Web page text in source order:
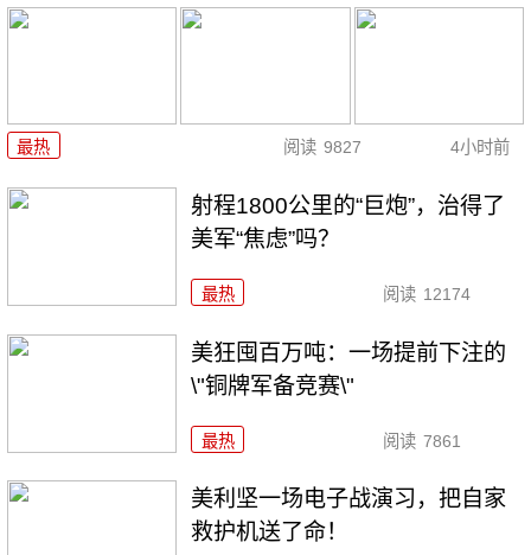
最热 阅读 9827 4小时前
射程1800公里的“巨炮”，治得了
美军“焦虑”吗？
最热 阅读 12174
美狂囤百万吨：一场提前下注的
\"铜牌军备竞赛\"
最热 阅读 7861
美利坚一场电子战演习，把自家
救护机送了命！